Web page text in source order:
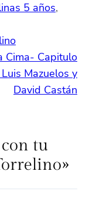
5 años
Cima- Capitulo
Mazuelos y
David Castán
con tu